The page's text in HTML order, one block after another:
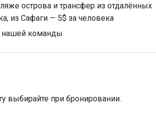
острова и трансфер из отдалённых
из Сафаги — 5$ за человека
нашей команды
выбирайте при бронировании.